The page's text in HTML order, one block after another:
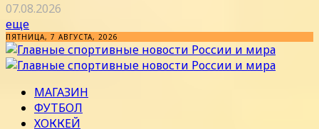
07.08.2026
еще
ПЯТНИЦА, 7 АВГУСТА, 2026
МАГАЗИН
ФУТБОЛ
ХОККЕЙ